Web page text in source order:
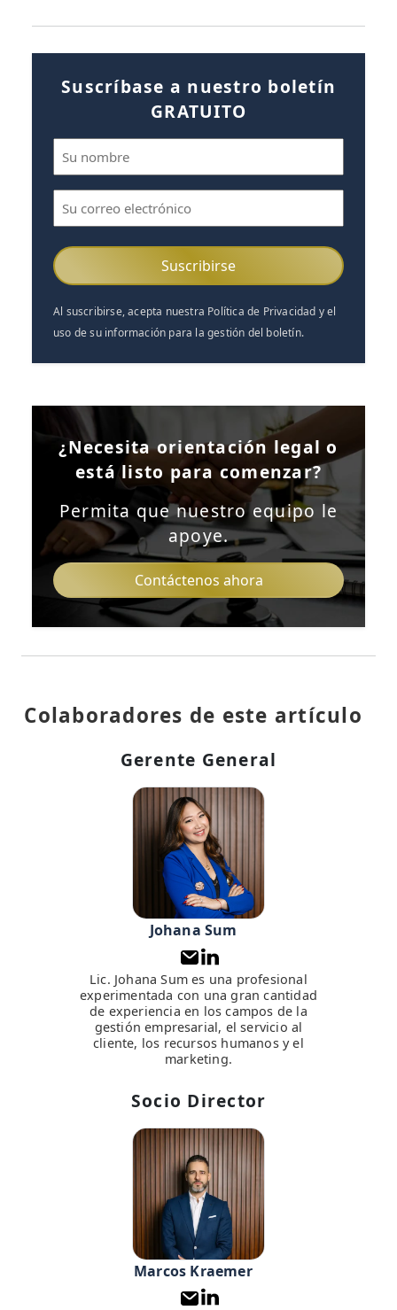
Suscríbase a nuestro boletín
GRATUITO
(Obligatorio)
Al suscribirse, acepta nuestra Política de Privacidad y el
uso de su información para la gestión del boletín.
¿Necesita orientación legal o
está listo para comenzar?
Permita que nuestro equipo le
apoye.
Contáctenos ahora
Colaboradores de este artículo
Gerente General
Johana Sum
Lic. Johana Sum es una profesional
experimentada con una gran cantidad
de experiencia en los campos de la
gestión empresarial, el servicio al
cliente, los recursos humanos y el
marketing.
Socio Director
Marcos Kraemer